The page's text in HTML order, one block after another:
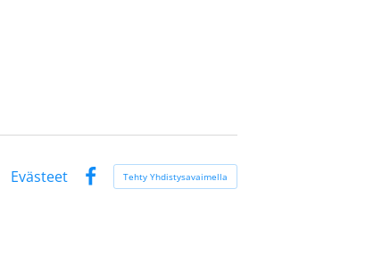
Evästeet
Facebook
Tehty Yhdistysavaimella